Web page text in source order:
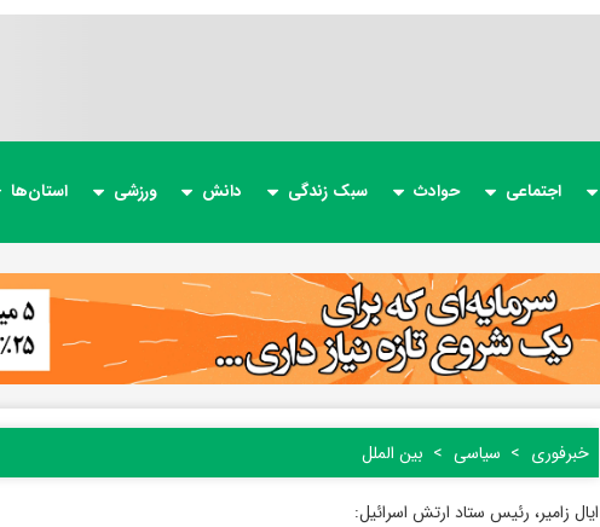
اجتماعی حوادث سبک زندگی دانش ورزشی استان‌ها
خبرفوری سیاسی بین الملل
ایال زامیر، رئیس ستاد ارتش اسرائیل: